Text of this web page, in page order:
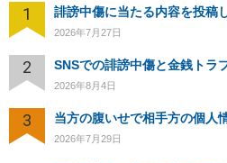
1
2026年7月27日
2 SNSでの誹謗中傷と金銭トラ
2026年8月4日
3
2026年7月29日